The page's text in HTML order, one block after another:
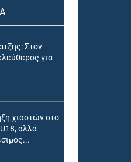
Στον
για
χιαστών στο
αλλά